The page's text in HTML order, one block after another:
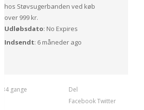
hos Støvsugerbanden ved køb
over 999 kr.
Udløbsdato: No Expires
Indsendt: 6 måneder ago
gange
Del
FacebookTwitter